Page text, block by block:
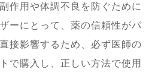
作用や体調不良を防ぐために
ーにとって、薬の信頼性がパ
接影響するため、必ず医師の
で購入し、正しい方法で使用